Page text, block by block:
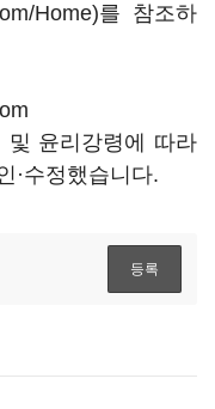
Home)를 참조하
및 윤리강령에 따라
·수정했습니다.